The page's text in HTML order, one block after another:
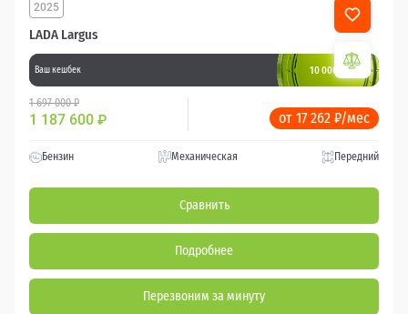
LADA Largus
2025
Ваш кешбек 10 000 баллов
1 697 000 ₽
1 187 600 ₽ от 17 262 ₽/мес
Бензин Механическая Передний
Сравнить
Подробнее
Перезвоним за минуту